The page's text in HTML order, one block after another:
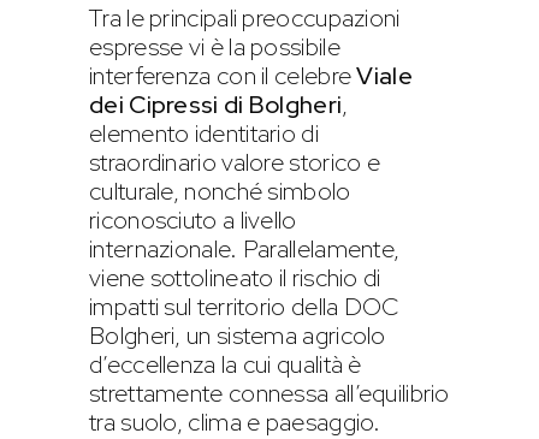
Tra le principali preoccupazioni
espresse vi è la possibile
interferenza con il celebreViale
dei Cipressi di Bolgheri,
elemento identitario di
straordinario valore storico e
culturale, nonché simbolo
riconosciuto a livello
internazionale. Parallelamente,
viene sottolineato il rischio di
impatti sul territorio della DOC
Bolgheri, un sistema agricolo
d’eccellenza la cui qualità è
strettamente connessa all’equilibrio
tra suolo, clima e paesaggio.